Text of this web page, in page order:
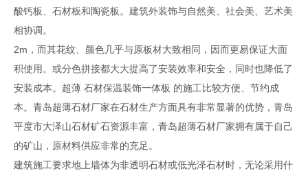
酸钙板、石材板和陶瓷板。建筑外装饰与自然美、社会美、艺术美
相协调。
2m，而其花纹、颜色几乎与原板材大致相同，因而更易保证大面
积使用。或分色拼接都大大提高了安装效率和安全，同时也降低了
安装成本。超薄 石材保温装饰一体板 的施工比较方便、节约成
本。青岛超薄石材厂家在石材生产方面具有非常显著的优势，青岛
平度市大泽山石材矿石资源丰富，青岛超薄石材厂家拥有属于自己
的矿山，原材料供应非常的充足。
建筑施工要求地上墙体为非透明石材或低光泽石材时，无论采用什